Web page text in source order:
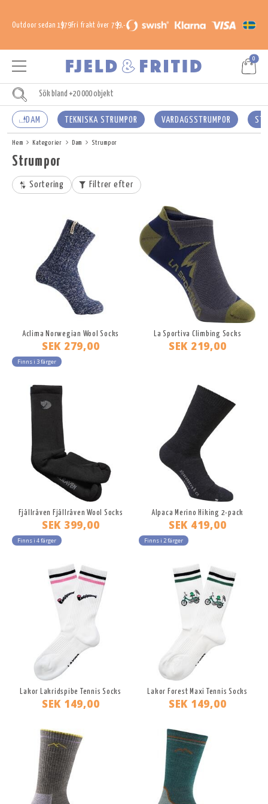
Outdoor sedan 1979Fri frakt över 799,-
0
DAM TEKNISKA STRUMPOR VARDAGSSTRUMPOR
Hem Kategorier Dam Strumpor
Strumpor
Sortering Filtrer efter
Aclima Norwegian Wool Socks
SEK 279,00
Finns i 3 färger
La Sportiva Climbing Socks
SEK 219,00
Fjällräven Fjällräven Wool Socks
SEK 399,00
Finns i 4 färger
Alpaca Merino Hiking 2-pack
SEK 419,00
Finns i 2 färger
Lakor Lakridspibe Tennis Socks
SEK 149,00
Lakor Forest Maxi Tennis Socks
SEK 149,00